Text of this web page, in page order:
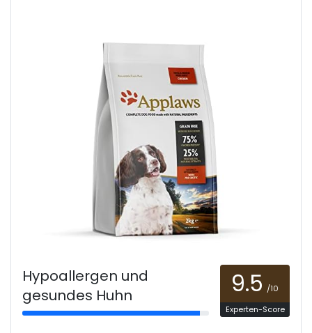
Hypoallergen und
gesundes Huhn
9.5 /10
Experten-Score